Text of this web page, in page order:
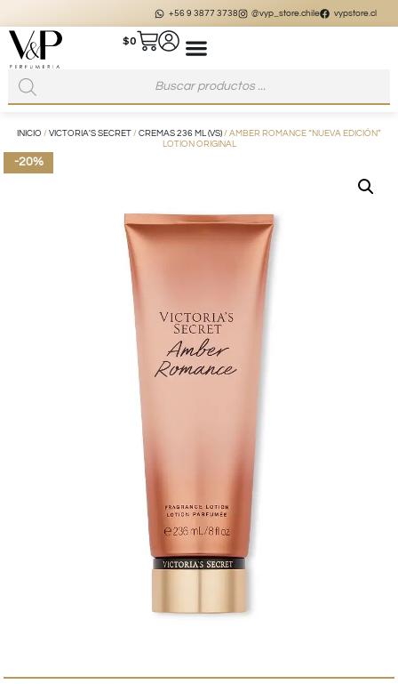
+56 9 3877 3738 @vyp_store.chile vypstore.cl
$0
INICIO / VICTORIA'S SECRET / CREMAS 236 ML (VS) / AMBER ROMANCE “NUEVA EDICIÓN”
LOTION ORIGINAL
-20%